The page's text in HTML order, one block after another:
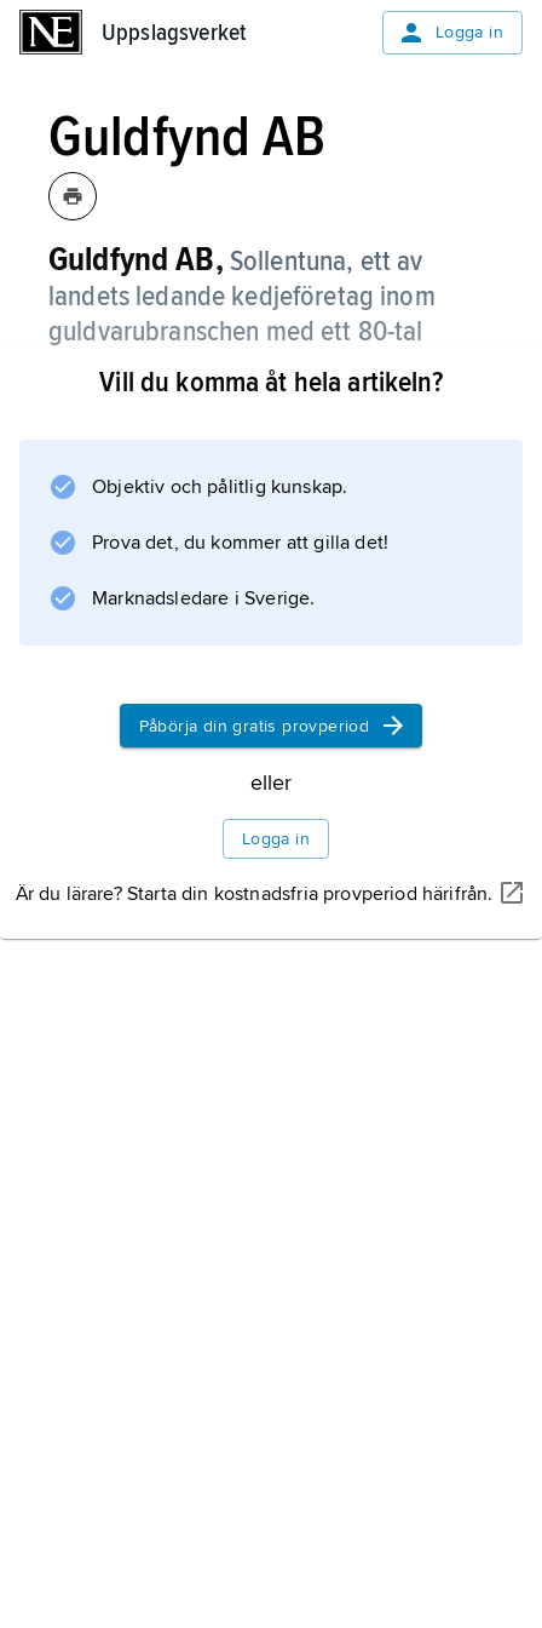
Uppslagsverket Logga in
Guldfynd AB
Guldfynd AB, Sollentuna, ett av
landets ledande kedjeföretag inom
guldvarubranschen med ett 80-tal
butiksenheter.
Vill du komma åt hela artikeln?
Objektiv och pålitlig kunskap.
Prova det, du kommer att gilla det!
Marknadsledare i Sverige.
Påbörja din gratis provperiod
eller
Logga in
Är du lärare? Starta din kostnadsfria provperiod härifrån.